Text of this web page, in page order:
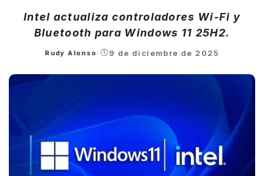
Intel actualiza controladores Wi-Fi y
Bluetooth para Windows 11 25H2.
Posted
Rudy Alonso 9 de diciembre de 2025